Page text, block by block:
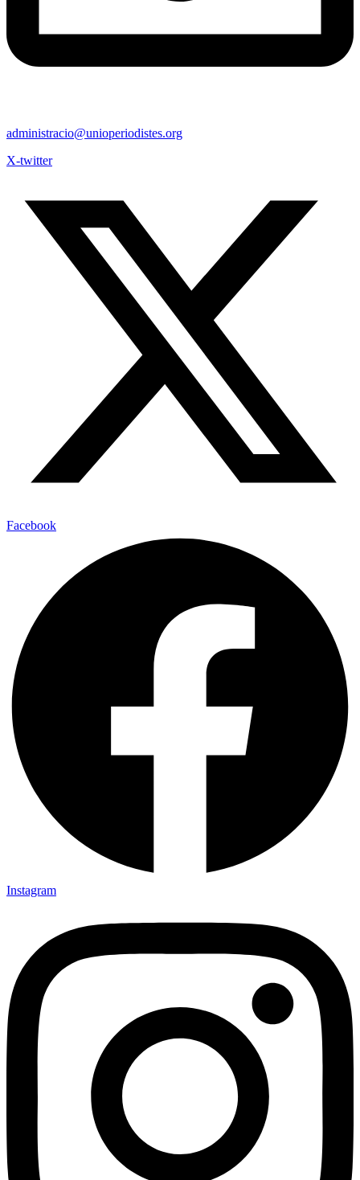
administracio@unioperiodistes.org
X-twitter
Facebook
Instagram